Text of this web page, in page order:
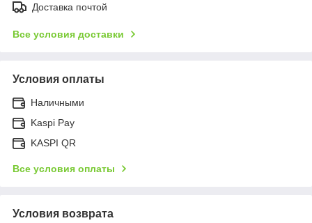
Доставка почтой
Все условия доставки
Условия оплаты
Наличными
Kaspi Pay
KASPI QR
Все условия оплаты
Условия возврата